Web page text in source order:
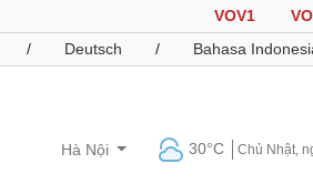
VOV1
/ Deutsch / Bahasa
Hà Nội 30°C Chủ Nhật,